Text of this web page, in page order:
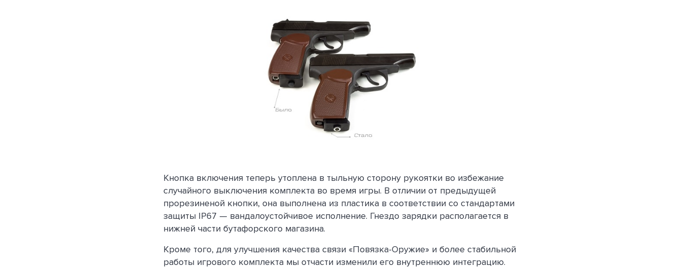
Кнопка включения теперь утоплена в тыльную сторону рукоятки во избежание
случайного выключения комплекта во время игры. В отличии от предыдущей
прорезиненой кнопки, она выполнена из пластика в соответствии со стандартами
защиты IP67 — вандалоустойчивое исполнение. Гнездо зарядки располагается в
нижней части бутафорского магазина.
Кроме того, для улучшения качества связи «Повязка-Оружие» и более стабильной
работы игрового комплекта мы отчасти изменили его внутреннюю интеграцию.